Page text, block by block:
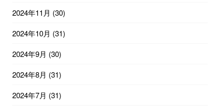
2024年11月 (30)
2024年10月 (31)
2024年9月 (30)
2024年8月 (31)
2024年7月 (31)